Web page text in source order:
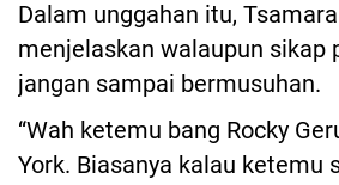
Dalam unggahan itu,
menjelaskan walaupun sikap
jangan sampai bermusuhan.
“Wah ketemu bang Rocky
York. Biasanya kalau ketemu